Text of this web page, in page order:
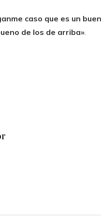
caso que es un
de los de arriba».